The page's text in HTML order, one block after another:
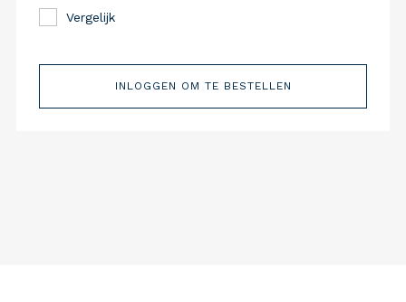
Vergelijk
INLOGGEN OM TE BESTELLEN